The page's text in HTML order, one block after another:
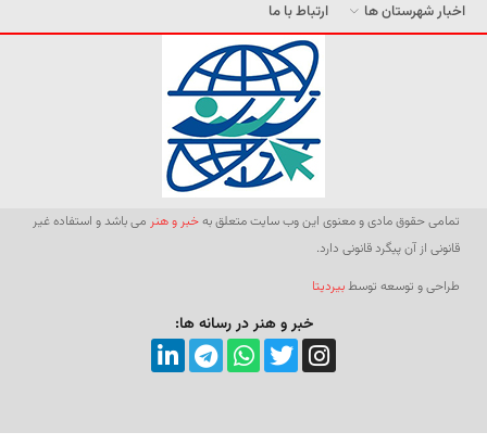
اخبار شهرستان ها
ارتباط با ما
تمامی حقوق مادی و معنوی این وب سایت متعلق بهخبر و هنر می باشد و استفاده غیر
قانونی از آن پیگرد قانونی دارد.
طراحی و توسعه توسطبیردیتا
خبر و هنر در رسانه ها: